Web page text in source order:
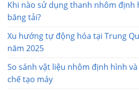
Khi nào sử dụng thanh nhôm
băng tải?
Xu hướng tự động hóa tại Trung
năm 2025
So sánh vật liệu nhôm định hình
chế tạo máy